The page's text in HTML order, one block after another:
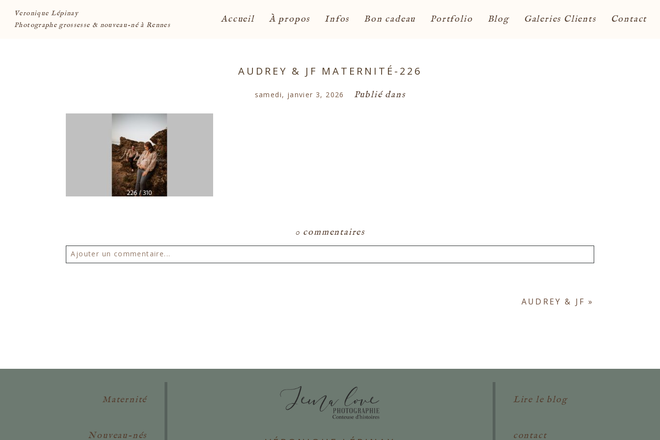
Veronique Lépinay
Photographe grossesse & nouveau-né à Rennes
Accueil À propos Infos Bon cadeau Portfolio Blog Galeries Clients Contact
AUDREY & JF MATERNITÉ-226
samedi, janvier 3, 2026 Publié dans
0 commentaires
Ajouter un commentaire...
AUDREY & JF »
Maternité
Nouveau-nés
Lire le blog
contact